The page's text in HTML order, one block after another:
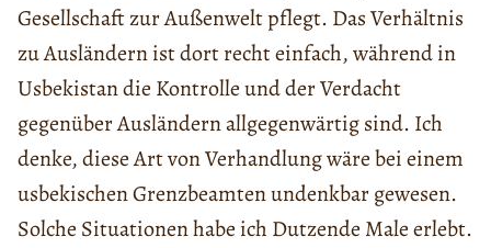
Gesellschaft zur Außenwelt pflegt. Das Verhältnis
zu Ausländern ist dort recht einfach, während in
Usbekistan die Kontrolle und der Verdacht
gegenüber Ausländern allgegenwärtig sind. Ich
denke, diese Art von Verhandlung wäre bei einem
usbekischen Grenzbeamten undenkbar gewesen.
Solche Situationen habe ich Dutzende Male erlebt.